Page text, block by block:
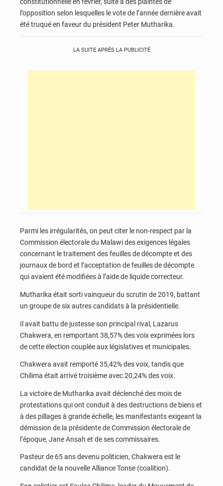
l’opposition selon lesquelles le vote de l’année dernière avait
été truqué en faveur du président Peter Mutharika.
LA SUITE APRÈS LA PUBLICITÉ
Parmi les irrégularités, on peut citer le non-respect par la
Commission électorale du Malawi des exigences légales
concernant le traitement des feuilles de décompte et des
journaux de bord et l’acceptation de feuilles de décompte
qui avaient été modifiées à l’aide de liquide correcteur.
Mutharika était sorti vainqueur du scrutin de 2019, battant
un groupe de six autres candidats à la présidentielle.
Il avait battu de justesse son principal rival, Lazarus
Chakwera, en remportant 38,57% des voix exprimées lors
de cette élection couplée aux législatives et municipales.
Chakwera avait remporté 35,42% des voix, tandis que
Chilima était arrivé troisième avec 20,24% des voix.
La victoire de Mutharika avait déclenché des mois de
protestations qui ont conduit à des destructions de biens et
à des pillages à grande échelle, les manifestants exigeant la
démission de la présidente de Commission électorale de
l’époque, Jane Ansah et de ses commissaires.
Pasteur de 65 ans devenu politicien, Chakwera est le
candidat de la nouvelle Alliance Tonse (coalition).